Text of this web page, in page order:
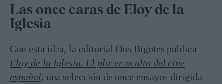
Las once caras de Eloy de la
Iglesia
Con esta idea, la editorial Dos Bigotes publica
Eloy de la Iglesia. El placer oculto del cine
español, una selección de once ensayos dirigida